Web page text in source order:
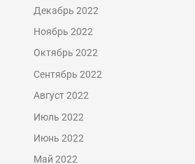
Декабрь 2022
Ноябрь 2022
Октябрь 2022
Сентябрь 2022
Август 2022
Июль 2022
Июнь 2022
Май 2022